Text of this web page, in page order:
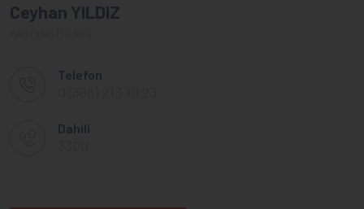
Ceyhan YILDIZ
Telefon
Dahili